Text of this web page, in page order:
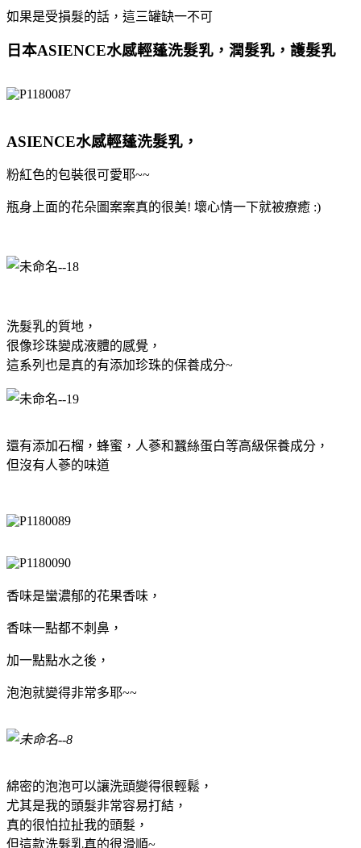
如果是受損髮的話，這三罐缺一不可
日本ASIENCE水感輕蓬洗髮乳，潤髮乳，護髮乳
ASIENCE水感輕蓬洗髮乳，
粉紅色的包裝很可愛耶~~
瓶身上面的花朵圖案案真的很美! 壞心情一下就被療癒 :)
洗髮乳的質地，
很像珍珠變成液體的感覺，
這系列也是真的有添加珍珠的保養成分~
還有添加石榴，蜂蜜，人蔘和蠶絲蛋白等高級保養成分，
但沒有人蔘的味道
香味是蠻濃郁的花果香味，
香味一點都不刺鼻，
加一點點水之後，
泡泡就變得非常多耶~~
綿密的泡泡可以讓洗頭變得很輕鬆，
尤其是我的頭髮非常容易打結，
真的很怕拉扯我的頭髮，
但這款洗髮乳真的很滑順~